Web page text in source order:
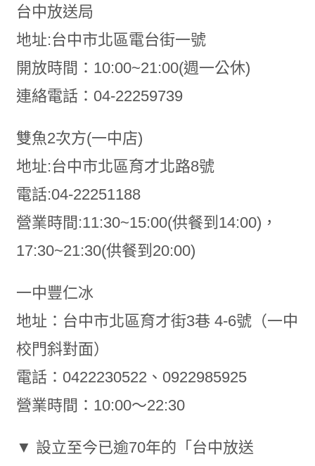
台中放送局
地址:台中市北區電台街一號
開放時間：10:00~21:00(週一公休)
連絡電話：04-22259739
雙魚2次方(一中店)
地址:台中市北區育才北路8號
電話:04-22251188
營業時間:11:30~15:00(供餐到14:00)，
17:30~21:30(供餐到20:00)
一中豐仁冰
地址：台中市北區育才街3巷 4-6號（一中
校門斜對面）
電話：0422230522、0922985925
營業時間：10:00～22:30
▼ 設立至今已逾70年的「台中放送